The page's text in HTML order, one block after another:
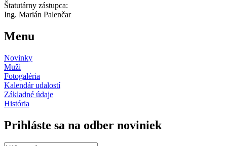
Štatutárny zástupca:
Ing. Marián Palenčar
Menu
Novinky
Muži
Fotogaléria
Kalendár udalostí
Základné údaje
História
Prihláste sa na odber noviniek